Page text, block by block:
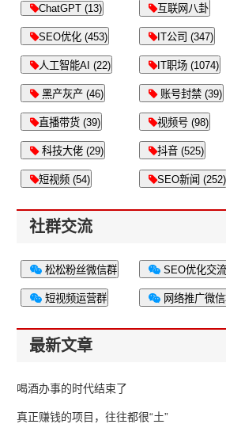
ChatGPT (13) 互联网八卦
SEO优化 (453) IT公司 (347)
人工智能AI (22) IT职场 (1074)
黑产灰产 (46) 账号封禁 (39)
直播带货 (39) 视频号 (98)
科技大佬 (29) 抖音 (525)
短视频 (54) SEO新闻 (252)
社群交流
松松粉丝微信群 SEO优化交
短视频运营群 网络推广微
最新文章
喝酒办事的时代结束了
真正赚钱的项目，往往都很“土”